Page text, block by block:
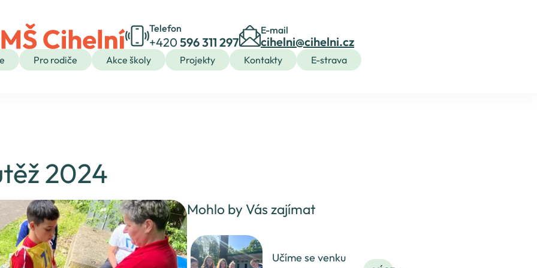
Telefon
+420596 311 297
E-mail
cihelni@cihelni.cz
Pro rodiče Akce školy Projekty Kontakty E-strava
2024
Mohlo by Vás zajímat
Učíme se venku